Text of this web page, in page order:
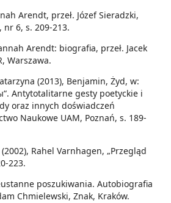
Arendt, przeł. Józef Sieradzki,
nr 6, s. 209-213.
Arendt: biografia, przeł. Jacek
Warszawa.
(2013), Benjamin, Żyd, w:
Antytotalitarne gesty poetyckie i
oraz innych doświadczeń
Naukowe UAM, Poznań, s. 189-
Rahel Varnhagen, „Przegląd
223.
poszukiwania. Autobiografia
Chmielewski, Znak, Kraków.